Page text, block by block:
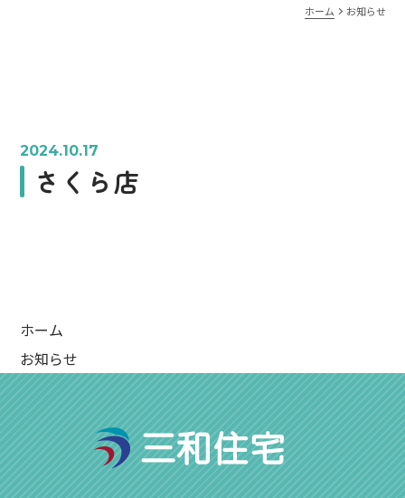
ホーム お知らせ
2024.10.17
さくら店
ホーム
お知らせ